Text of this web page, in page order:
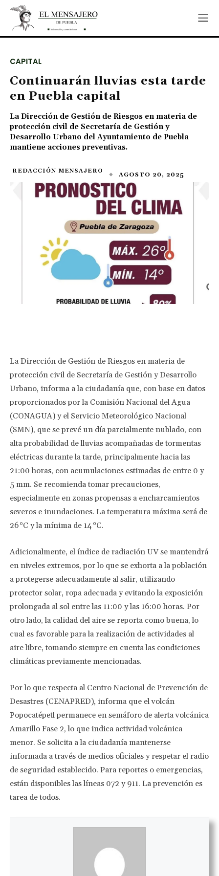
CAPITAL
Continuarán lluvias esta tarde
en Puebla capital
La Dirección de Gestión de Riesgos en materia de
protección civil de Secretaría de Gestión y
Desarrollo Urbano del Ayuntamiento de Puebla
mantiene acciones preventivas.
REDACCIÓN MENSAJERO AGOSTO 20, 2025
La Dirección de Gestión de Riesgos en materia de
protección civil de Secretaría de Gestión y Desarrollo
Urbano, informa a la ciudadanía que, con base en datos
proporcionados por la Comisión Nacional del Agua
(CONAGUA) y el Servicio Meteorológico Nacional
(SMN), que se prevé un día parcialmente nublado, con
alta probabilidad de lluvias acompañadas de tormentas
eléctricas durante la tarde, principalmente hacia las
21:00 horas, con acumulaciones estimadas de entre 0 y
5 mm. Se recomienda tomar precauciones,
especialmente en zonas propensas a encharcamientos
severos e inundaciones. La temperatura máxima será de
26 °C y la mínima de 14 °C.
Adicionalmente, el índice de radiación UV se mantendrá
en niveles extremos, por lo que se exhorta a la población
a protegerse adecuadamente al salir, utilizando
protector solar, ropa adecuada y evitando la exposición
prolongada al sol entre las 11:00 y las 16:00 horas. Por
otro lado, la calidad del aire se reporta como buena, lo
cual es favorable para la realización de actividades al
aire libre, tomando siempre en cuenta las condiciones
climáticas previamente mencionadas.
Por lo que respecta al Centro Nacional de Prevención de
Desastres (CENAPRED), informa que el volcán
Popocatépetl permanece en semáforo de alerta volcánica
Amarillo Fase 2, lo que indica actividad volcánica
menor. Se solicita a la ciudadanía mantenerse
informada a través de medios oficiales y respetar el radio
de seguridad establecido. Para reportes o emergencias,
están disponibles las líneas 072 y 911. La prevención es
tarea de todos.